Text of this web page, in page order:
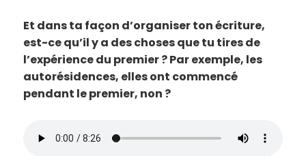
Et dans ta façon d’organiser ton écriture,
est-ce qu’il y a des choses que tu tires de
l’expérience du premier ? Par exemple, les
autorésidences, elles ont commencé
pendant le premier, non ?